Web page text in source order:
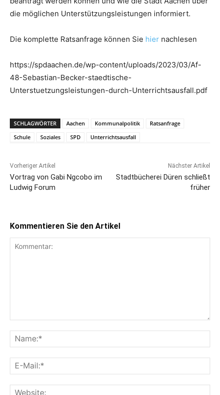
die möglichen Unterstützungsleistungen informiert.
Die komplette Ratsanfrage können Sie hier nachlesen
https://spdaachen.de/wp-content/uploads/2023/03/Af-
48-Sebastian-Becker-staedtische-
Unterstuetzungsleistungen-durch-Unterrichtsausfall.pdf
SCHLAGWÖRTER Aachen Kommunalpolitik
Ratsanfrage
Schule
Soziales SPD Unterrichtsausfall
Vorheriger Artikel
Vortrag von Gabi Ngcobo im
Ludwig Forum
Nächster Artikel
Stadtbücherei Düren schließt
früher
Kommentieren Sie den Artikel